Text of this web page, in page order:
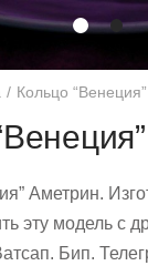
Кольцо “Венеция”
Аметрин.
эту модель с
Бип.